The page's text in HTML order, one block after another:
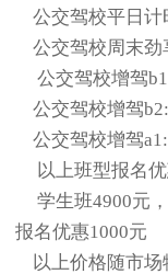
公交驾校平日计
公交驾校周末劲
公交驾校增驾
公交驾校增驾
公交驾校增驾
以上班型报名优
学生班4900元，
报名优惠1000元
以上价格随市场